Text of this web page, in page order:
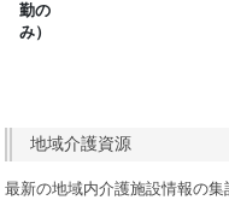
勤の
み）
地域介護資源
最新の地域内介護施設情報の